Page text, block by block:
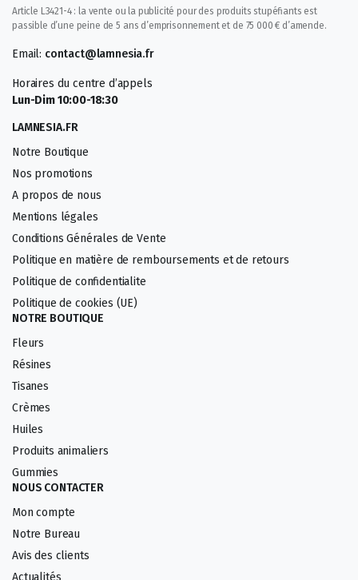
Article L3421-4 : la vente ou la publicité pour des produits stupéfiants est
passible d’une peine de 5 ans d’emprisonnement et de 75 000 € d’amende.
Email: contact@lamnesia.fr
Horaires du centre d’appels
Lun-Dim 10:00-18:30
LAMNESIA.FR
Notre Boutique
Nos promotions
A propos de nous
Mentions légales
Conditions Générales de Vente
Politique en matière de remboursements et de retours
Politique de confidentialite
Politique de cookies (UE)
NOTRE BOUTIQUE
Fleurs
Résines
Tisanes
Crèmes
Huiles
Produits animaliers
Gummies
NOUS CONTACTER
Mon compte
Notre Bureau
Avis des clients
Actualités